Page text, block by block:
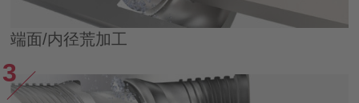
端面/内径荒加工